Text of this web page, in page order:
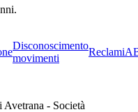
Disconoscimento
movimenti
Reclami
- Società